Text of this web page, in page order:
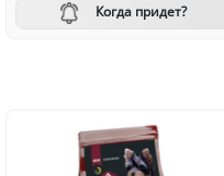
Когда придет?